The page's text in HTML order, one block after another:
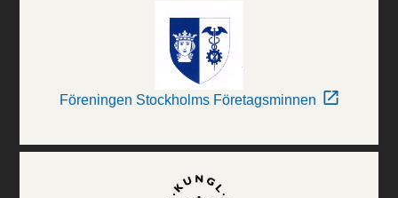
Föreningen Stockholms Företagsminnen